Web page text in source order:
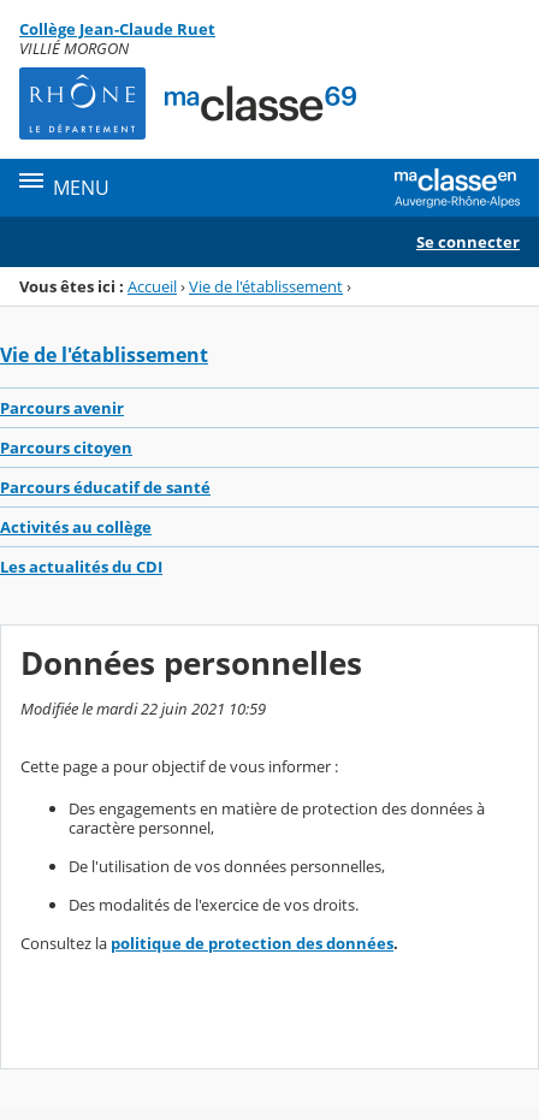
Menu de la rubrique
Contenu
Collège Jean-Claude Ruet
VILLIÉ MORGON
MENU
Se connecter
Vous êtes ici : Accueil›Vie de l'établissement›
Vie de l'établissement
Parcours avenir
Parcours citoyen
Parcours éducatif de santé
Activités au collège
Les actualités du CDI
Données personnelles
Modifiée le mardi 22 juin 2021 10:59
Cette page a pour objectif de vous informer :
Des engagements en matière de protection des données à
caractère personnel,
De l'utilisation de vos données personnelles,
Des modalités de l'exercice de vos droits.
Consultez la politique de protection des données.